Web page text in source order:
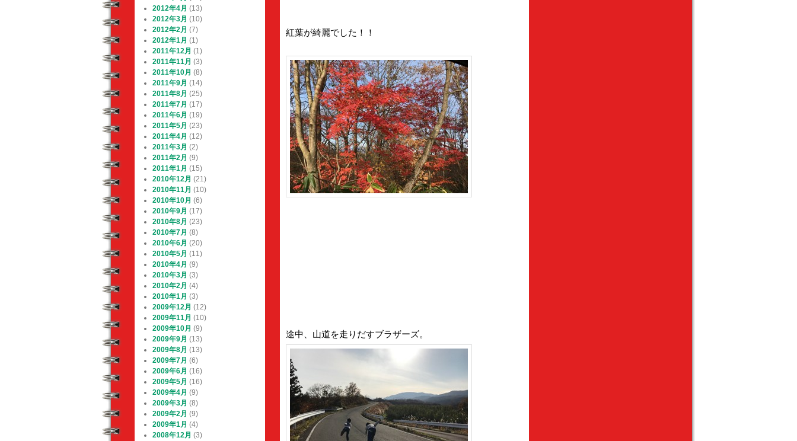
紅葉が綺麗でした！！
途中、山道を走りだすブラザーズ。
2012年4月 (13)
2012年3月 (10)
2012年2月 (7)
2012年1月 (1)
2011年12月 (1)
2011年11月 (3)
2011年10月 (8)
2011年9月 (14)
2011年8月 (25)
2011年7月 (17)
2011年6月 (19)
2011年5月 (23)
2011年4月 (12)
2011年3月 (2)
2011年2月 (9)
2011年1月 (15)
2010年12月 (21)
2010年11月 (10)
2010年10月 (6)
2010年9月 (17)
2010年8月 (23)
2010年7月 (8)
2010年6月 (20)
2010年5月 (11)
2010年4月 (9)
2010年3月 (3)
2010年2月 (4)
2010年1月 (3)
2009年12月 (12)
2009年11月 (10)
2009年10月 (9)
2009年9月 (13)
2009年8月 (13)
2009年7月 (6)
2009年6月 (16)
2009年5月 (16)
2009年4月 (9)
2009年3月 (8)
2009年2月 (9)
2009年1月 (4)
2008年12月 (3)